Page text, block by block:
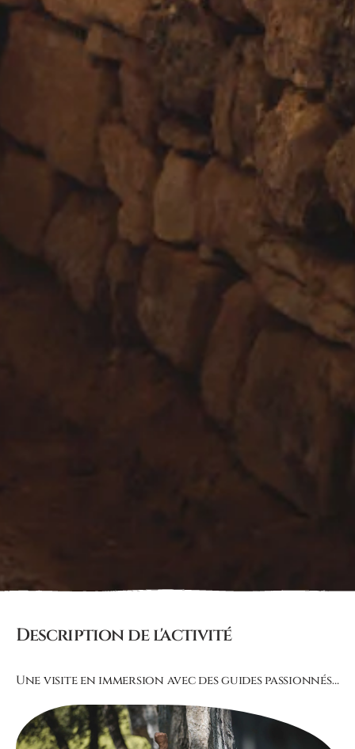
Description de l'activité
Une visite en immersion avec des guides passionnés…